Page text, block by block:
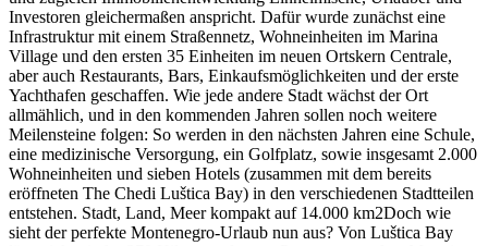
Investoren gleichermaßen anspricht. Dafür wurde zunächst eine
Infrastruktur mit einem Straßennetz, Wohneinheiten im Marina
Village und den ersten 35 Einheiten im neuen Ortskern Centrale,
aber auch Restaurants, Bars, Einkaufsmöglichkeiten und der erste
Yachthafen geschaffen. Wie jede andere Stadt wächst der Ort
allmählich, und in den kommenden Jahren sollen noch weitere
Meilensteine folgen: So werden in den nächsten Jahren eine Schule,
eine medizinische Versorgung, ein Golfplatz, sowie insgesamt 2.000
Wohneinheiten und sieben Hotels (zusammen mit dem bereits
eröffneten The Chedi Luštica Bay) in den verschiedenen Stadtteilen
entstehen. Stadt, Land, Meer kompakt auf 14.000 km2Doch wie
sieht der perfekte Montenegro-Urlaub nun aus? Von Luštica Bay